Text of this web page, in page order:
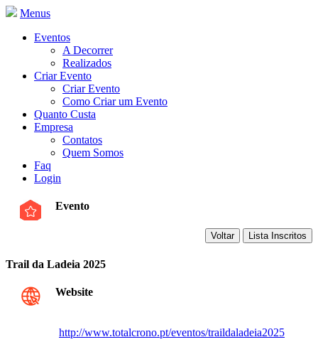
Menus
Eventos
A Decorrer
Realizados
Criar Evento
Criar Evento
Como Criar um Evento
Quanto Custa
Empresa
Contatos
Quem Somos
Faq
Login
Evento
Trail da Ladeia 2025
Website
http://www.totalcrono.pt/eventos/traildaladeia2025